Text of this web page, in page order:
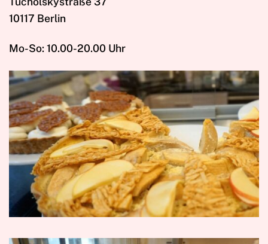
10117 Berlin
Mo-So: 10.00-20.00 Uhr